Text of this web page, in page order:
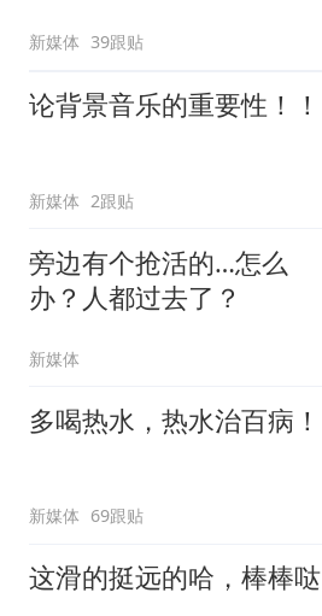
新媒体 39跟贴
论背景音乐的重要性！！
新媒体 2跟贴
旁边有个抢活的…怎么
办？人都过去了？
新媒体
多喝热水，热水治百病！
新媒体 69跟贴
这滑的挺远的哈，棒棒哒